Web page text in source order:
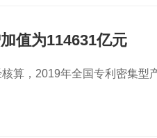
值为114631亿元
算，2019年全国专利密集型